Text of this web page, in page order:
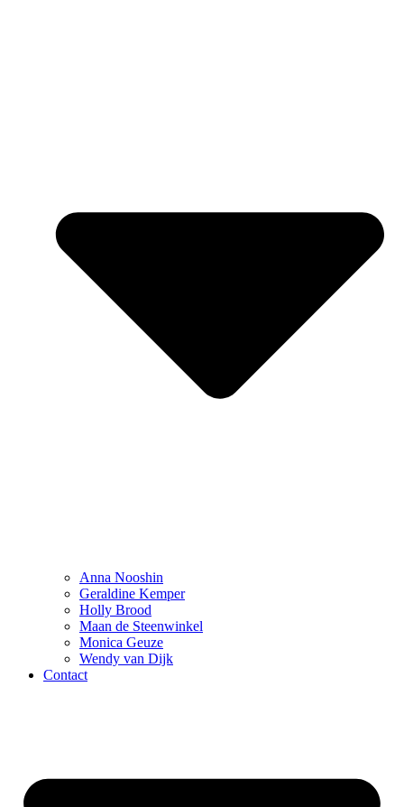
Anna Nooshin
Geraldine Kemper
Holly Brood
Maan de Steenwinkel
Monica Geuze
Wendy van Dijk
Contact